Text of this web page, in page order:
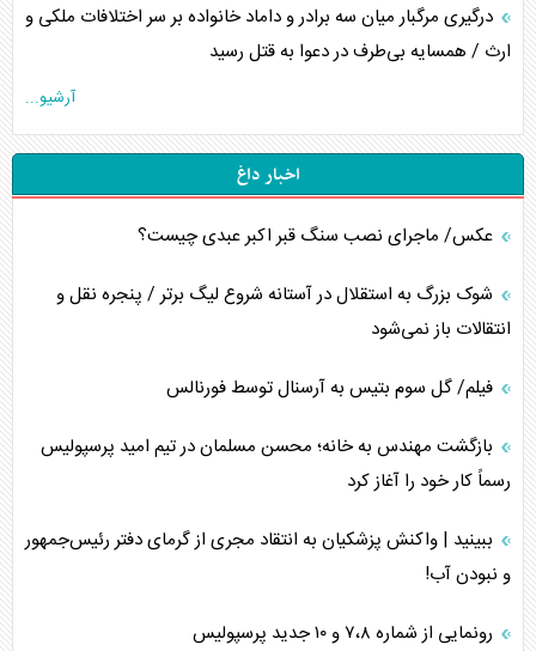
درگیری مرگبار میان سه برادر و داماد خانواده بر سر اختلافات ملکی و
ارث / همسایه بی‌طرف در دعوا به قتل رسید
آرشیو...
اخبار داغ
عکس/ ماجرای نصب سنگ قبر اکبر عبدی چیست؟
شوک بزرگ به استقلال در آستانه شروع لیگ برتر / پنجره نقل و
انتقالات باز نمی‌شود
فیلم/ گل سوم بتیس به آرسنال توسط فورنالس
بازگشت مهندس به خانه؛ محسن مسلمان در تیم امید پرسپولیس
رسماً کار خود را آغاز کرد
ببینید | واکنش پزشکیان به انتقاد مجری از گرمای دفتر رئیس‌جمهور
و نبودن آب!
رونمایی از شماره ۷،۸ و ۱۰ جدید پرسپولیس